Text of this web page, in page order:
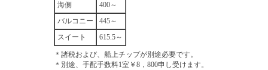
海側
400～
バルコニー
445～
スイート
615.5～
＊諸税および、船上チップが別途必要です。
＊別途、手配手数料1室￥8，800申し受けます。